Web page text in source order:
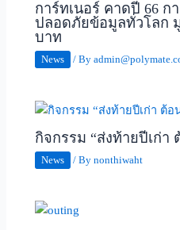
การ์ทเนอร์ คาดปี 66 ก
ปลอดภัยข้อมูลทั่วโลก
บาท
News / By
กิจกรรม “ส่งท้ายปีเก่า
News / Bynonthiwaht